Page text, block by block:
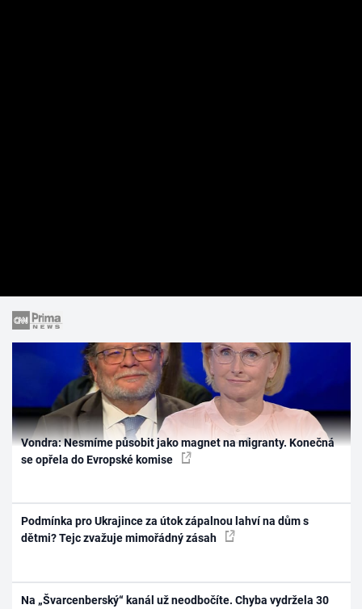
Vondra: Nesmíme působit jako magnet na migranty. Konečná
se opřela do Evropské komise
Podmínka pro Ukrajince za útok zápalnou lahví na dům s
dětmi? Tejc zvažuje mimořádný zásah
Na „Švarcenberský“ kanál už neodbočíte. Chyba vydržela 30